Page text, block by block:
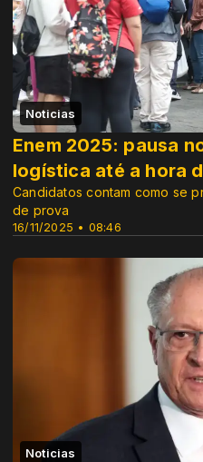
Noticias
16/11/2025 • 08:46
Enem 2025: pausa
logística até a hora
Candidatos contam como se
de prova
Noticias